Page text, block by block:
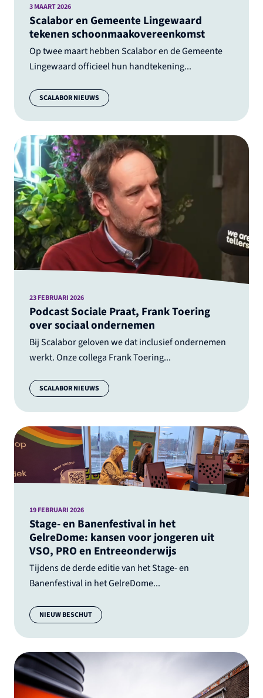
Scalabor en Gemeente Lingewaard
tekenen schoonmaakovereenkomst
Op twee maart hebben Scalabor en de Gemeente
Lingewaard officieel hun handtekening...
3 MAART 2026
Categorie:
SCALABOR NIEUWS
Podcast Sociale Praat, Frank Toering
over sociaal ondernemen
Bij Scalabor geloven we dat inclusief ondernemen
werkt. Onze collega Frank Toering...
23 FEBRUARI 2026
Categorie:
SCALABOR NIEUWS
Stage- en Banenfestival in het
GelreDome: kansen voor jongeren uit
VSO, PRO en Entreeonderwijs
Tijdens de derde editie van het Stage- en
Banenfestival in het GelreDome...
19 FEBRUARI 2026
Categorie:
NIEUW BESCHUT